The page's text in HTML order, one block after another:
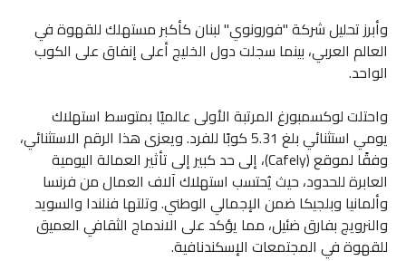
وأبرز تحليل شركة "فورونوي" لبنان كأكبر مستهلك للقهوة في
العالم العربي، بينما سجلت دول الخليج أعلى إنفاق على الكوب
الواحد.
واحتلت لوكسمبورغ المرتبة الأولى عالميًا بمتوسط ​​استهلاك
يومي استثنائي بلغ 5.31 كوبًا للفرد. ويعزى هذا الرقم الاستثنائي،
وفقًا لموقع (Cafely)، إلى حد كبير إلى تأثير العمالة اليومية
العابرة للحدود، حيث يُحتسب استهلاك آلاف العمال من فرنسا
وألمانيا وبلجيكا ضمن الإجمالي الوطني. وتلتها فنلندا والسويد
والنرويج بفارق ضئيل، مما يؤكد على الاندماج الثقافي العميق
للقهوة في المجتمعات الإسكندنافية.